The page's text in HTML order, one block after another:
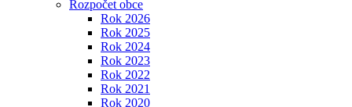
Rozpočet obce
Rok 2026
Rok 2025
Rok 2024
Rok 2023
Rok 2022
Rok 2021
Rok 2020